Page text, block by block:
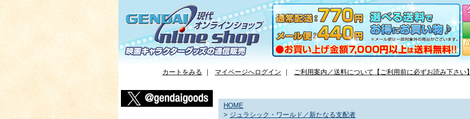
カートをみる ｜ マイページへログイン ｜ ご利用案内／送料について【ご利用前に必ずお読み下さい】
HOME
> ジュラシック・ワールド／新たなる支配者